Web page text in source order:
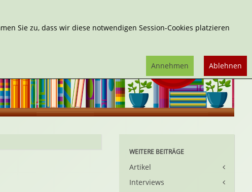
WEITERE BEITRÄGE
Artikel
Interviews
Sie zu, dass wir diese notwendigen Session-Cookies platzieren
Ablehnen
Annehmen